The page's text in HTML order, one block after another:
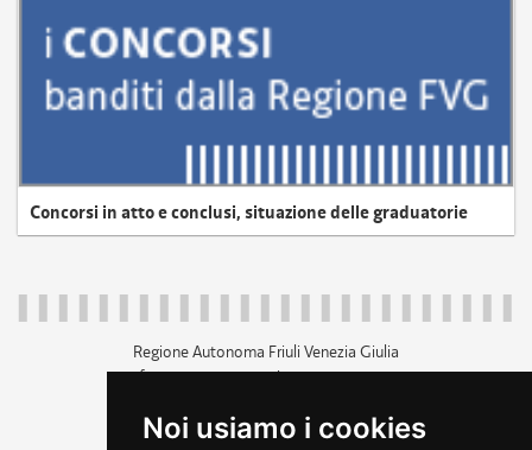
Noi usiamo i cookies
Concorsi in atto e conclusi, situazione delle graduatorie
Regione Autonoma Friuli Venezia Giulia
c.f. 80014930327; p.iva 00526040324
+39 040 3771111